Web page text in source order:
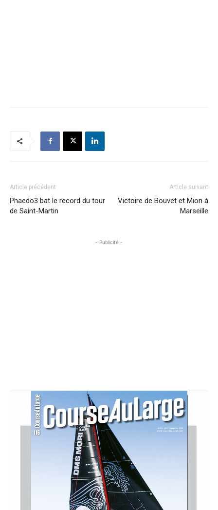
Article précédent
Phaedo3 bat le record du tour
de Saint-Martin
Article suivant
Victoire de Bouvet et Mion à
Marseille
- Publicité -